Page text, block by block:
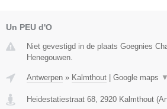
Un PEU d'O
Niet gevestigd in de plaats Goegnies
Henegouwen.
Antwerpen » Kalmthout Google maps ▼
Heidestatiestraat 68, 2920 Kalmthout (